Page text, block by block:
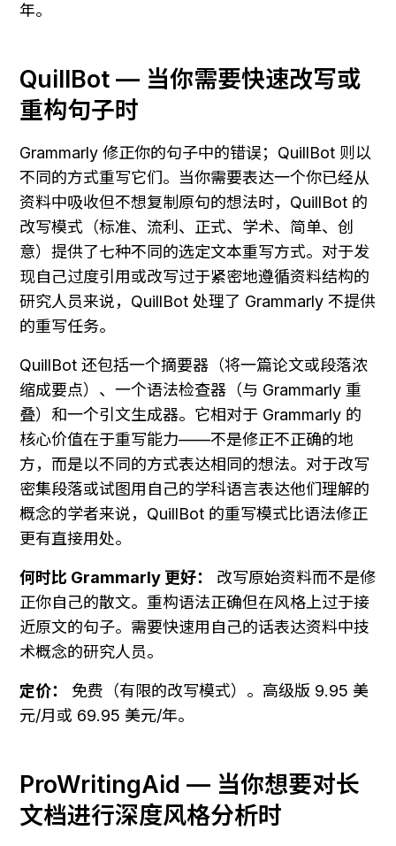
年。
QuillBot — 当你需要快速改写或
重构句子时
Grammarly 修正你的句子中的错误；QuillBot 则以
不同的方式重写它们。当你需要表达一个你已经从
资料中吸收但不想复制原句的想法时，QuillBot 的
改写模式（标准、流利、正式、学术、简单、创
意）提供了七种不同的选定文本重写方式。对于发
现自己过度引用或改写过于紧密地遵循资料结构的
研究人员来说，QuillBot 处理了 Grammarly 不提供
的重写任务。
QuillBot 还包括一个摘要器（将一篇论文或段落浓
缩成要点）、一个语法检查器（与 Grammarly 重
叠）和一个引文生成器。它相对于 Grammarly 的
核心价值在于重写能力——不是修正不正确的地
方，而是以不同的方式表达相同的想法。对于改写
密集段落或试图用自己的学科语言表达他们理解的
概念的学者来说，QuillBot 的重写模式比语法修正
更有直接用处。
何时比 Grammarly 更好：
改写原始资料而不是修
正你自己的散文。重构语法正确但在风格上过于接
近原文的句子。需要快速用自己的话表达资料中技
术概念的研究人员。
定价：
免费（有限的改写模式）。高级版 9.95 美
元/月或 69.95 美元/年。
ProWritingAid — 当你想要对长
文档进行深度风格分析时